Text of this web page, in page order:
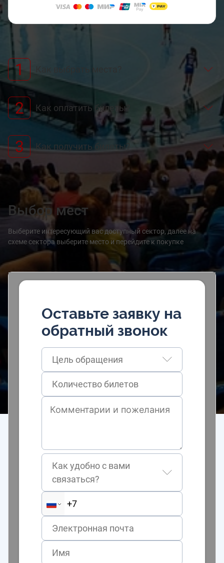
1
2 Как оплатить билеты?
3 Как получить билеты?
Выбор мест
Выберите интересующий вас доступный сектор, далее на
схеме сектора выберите место и перейдите к покупке
Оставьте заявку на
обратный звонок
Цель обращения
Как удобно с вами
связаться?